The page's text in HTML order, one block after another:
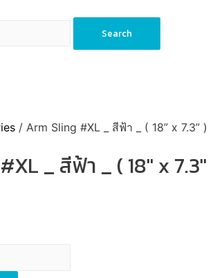
Search
/ Arm Sling #XL _ สีฟ้า _ ( 18” x 7.3” )
_ สีฟ้า _ ( 18'' x 7.3''